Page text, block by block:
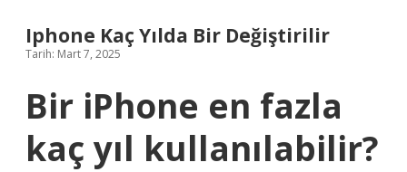
Iphone Kaç Yılda Bir Değiştirilir
Tarih: Mart 7, 2025
Bir iPhone en fazla
kaç yıl kullanılabilir?